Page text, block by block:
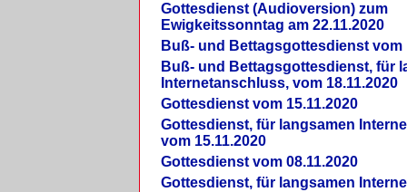
Gottesdienst (Audioversion) zum
Ewigkeitssonntag am 22.11.2020
Buß- und Bettagsgottesdienst vom
Buß- und Bettagsgottesdienst, für
Internetanschluss, vom 18.11.2020
Gottesdienst vom 15.11.2020
Gottesdienst, für langsamen
vom 15.11.2020
Gottesdienst vom 08.11.2020
Gottesdienst, für langsamen